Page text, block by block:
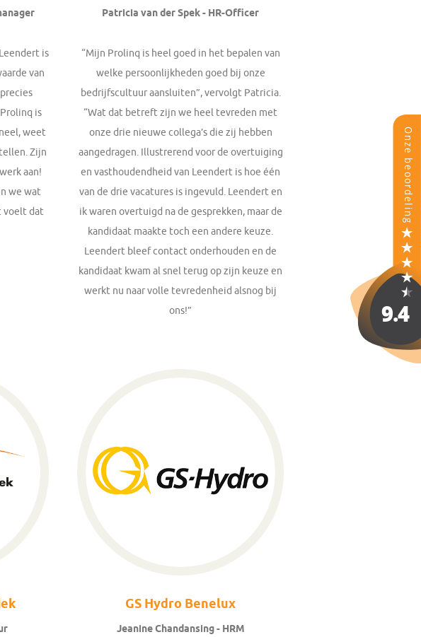
is
van
is
weet
Zijn
aan!
we wat
voelt dat
Patricia van der Spek - HR-Officer
“Mijn Prolinq is heel goed in het bepalen van
welke persoonlijkheden goed bij onze
bedrijfscultuur aansluiten”, vervolgt Patricia.
“Wat dat betreft zijn we heel tevreden met
onze drie nieuwe collega’s die zij hebben
aangedragen. Illustrerend voor de overtuiging
en vasthoudendheid van Leendert is hoe één
van de drie vacatures is ingevuld. Leendert en
ik waren overtuigd na de gesprekken, maar de
kandidaat maakte toch een andere keuze.
Leendert bleef contact onderhouden en de
kandidaat kwam al snel terug op zijn keuze en
werkt nu naar volle tevredenheid alsnog bij
ons!”
GS Hydro Benelux
Jeanine Chandansing - HRM